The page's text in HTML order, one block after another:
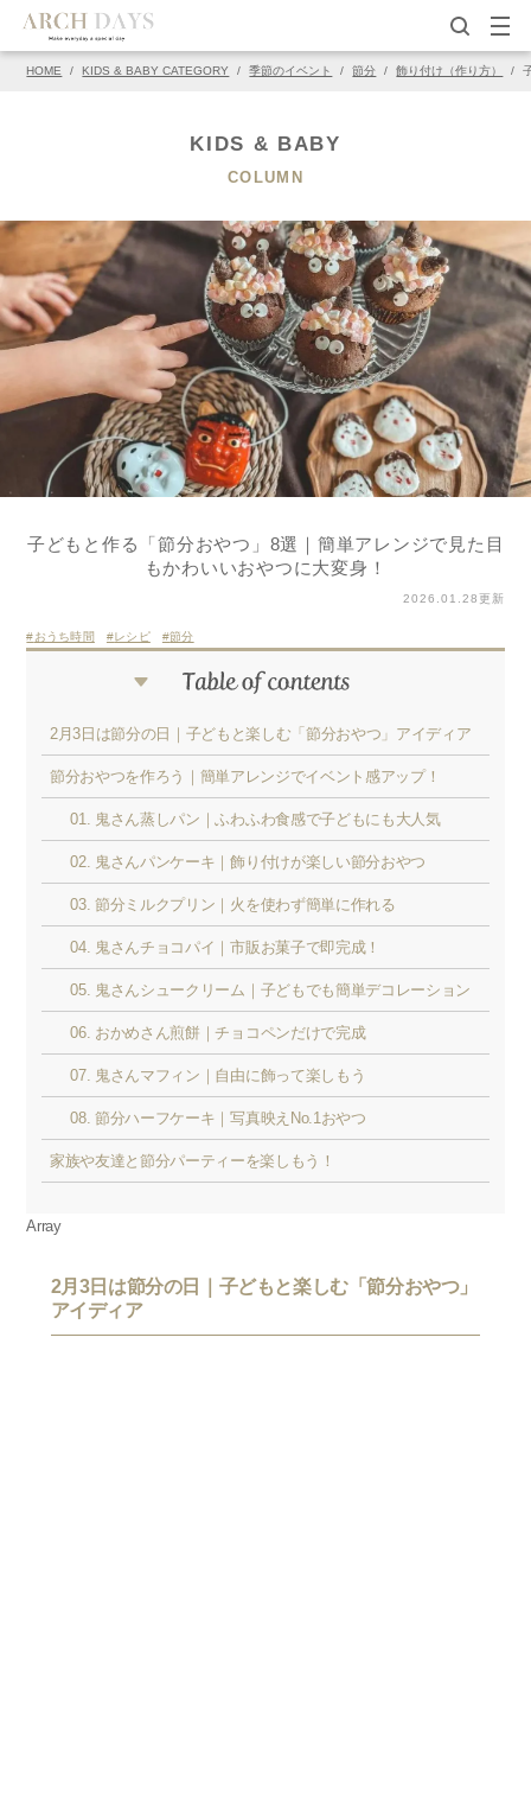
HOME / KIDS & BABY CATEGORY / 季節のイベント / 節分 / 飾り付け（作り方） /
KIDS & BABY
COLUMN
子どもと作る「節分おやつ」8選｜簡単アレンジで見た目
もかわいいおやつに大変身！
2026.01.28更新
おうち時間 レシピ 節分
2月3日は節分の日｜子どもと楽しむ「節分おやつ」アイディア
節分おやつを作ろう｜簡単アレンジでイベント感アップ！
01. 鬼さん蒸しパン｜ふわふわ食感で子どもにも大人気
02. 鬼さんパンケーキ｜飾り付けが楽しい節分おやつ
03. 節分ミルクプリン｜火を使わず簡単に作れる
04. 鬼さんチョコパイ｜市販お菓子で即完成！
05. 鬼さんシュークリーム｜子どもでも簡単デコレーション
06. おかめさん煎餅｜チョコペンだけで完成
07. 鬼さんマフィン｜自由に飾って楽しもう
08. 節分ハーフケーキ｜写真映えNo.1おやつ
家族や友達と節分パーティーを楽しもう！
Array
2月3日は節分の日｜子どもと楽しむ「節分おやつ」
アイディア
▽この写真の元ページ